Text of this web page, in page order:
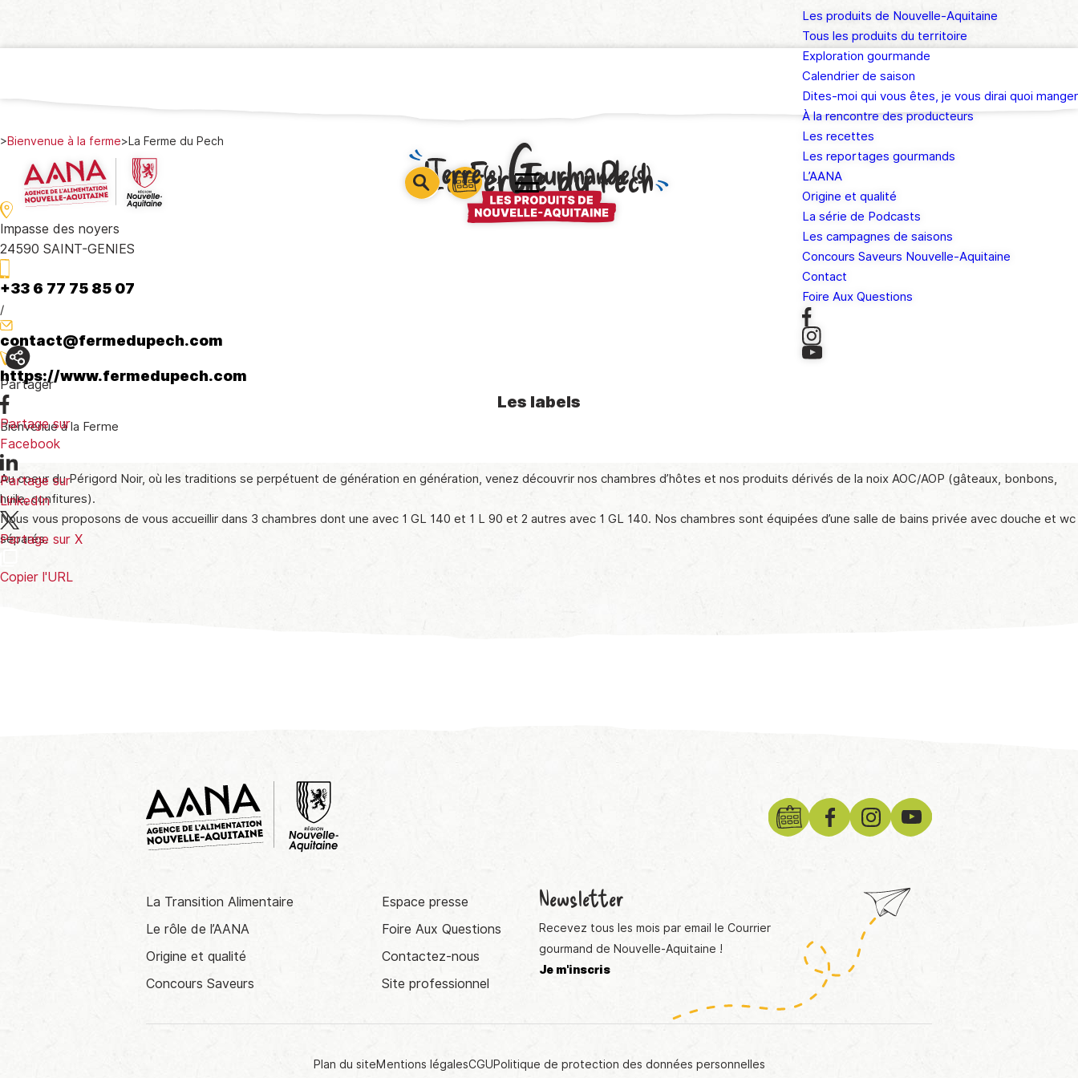
barre
1
barre
2
barre
3
Les produits de Nouvelle-Aquitaine
Tous les produits du territoire
Exploration gourmande
Calendrier de saison
Dites-moi qui vous êtes, je vous dirai quoi manger
À la rencontre des producteurs
Les recettes
Les reportages gourmands
L’AANA
Origine et qualité
La série de Podcasts
Les campagnes de saisons
Concours Saveurs Nouvelle-Aquitaine
Contact
Foire Aux Questions
>Bienvenue à la ferme>La Ferme du Pech
La Ferme du Pech
Impasse des noyers
24590 SAINT-GENIES
+33 6 77 75 85 07
/
contact@fermedupech.com
https://www.fermedupech.com
Les labels
Bienvenue à la Ferme
Au coeur du Périgord Noir, où les traditions se perpétuent de génération en génération, venez découvrir nos chambres d’hôtes et nos produits dérivés de la noix AOC/AOP (gâteaux, bonbons,
huile, confitures).
Nous vous proposons de vous accueillir dans 3 chambres dont une avec 1 GL 140 et 1 L 90 et 2 autres avec 1 GL 140. Nos chambres sont équipées d’une salle de bains privée avec douche et wc
séparés.
Partager
Partage sur
Facebook
Partage sur
LinkedIn
Partage sur X
Copier l'URL
La Transition Alimentaire
Espace presse
Le rôle de l’AANA
Foire Aux Questions
Origine et qualité
Contactez-nous
Concours Saveurs
Site professionnel
Newsletter
Recevez tous les mois par email le Courrier
gourmand de Nouvelle-Aquitaine !
Je m'inscris
Plan du siteMentions légalesCGUPolitique de protection des données personnelles